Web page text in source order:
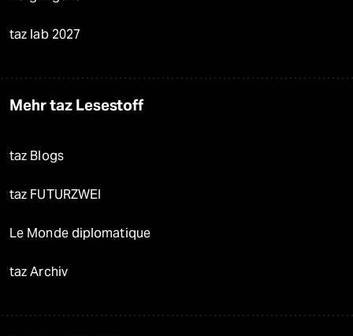
taz lab 2027
Mehr taz Lesestoff
taz Blogs
taz FUTURZWEI
Le Monde diplomatique
taz Archiv